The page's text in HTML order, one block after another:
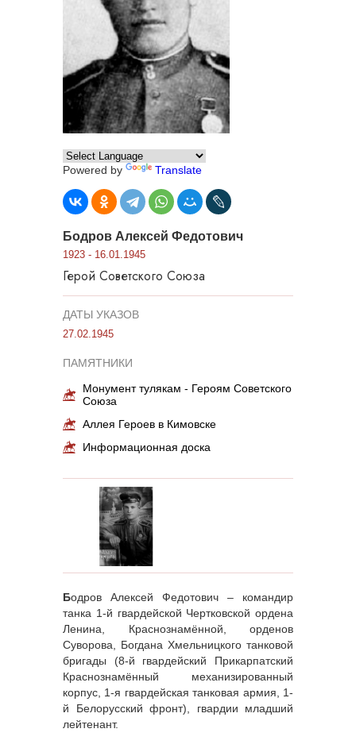
Powered by Translate
Бодров Алексей Федотович
1923 - 16.01.1945
Герой Советского Союза
ДАТЫ УКАЗОВ
27.02.1945
ПАМЯТНИКИ
Монумент тулякам - Героям Советского
Союза
Аллея Героев в Кимовске
Информационная доска
Бодров Алексей Федотович – командир
танка 1-й гвардейской Чертковской ордена
Ленина, Краснознамённой, орденов
Суворова, Богдана Хмельницкого танковой
бригады (8-й гвардейский Прикарпатский
Краснознамённый механизированный
корпус, 1-я гвардейская танковая армия, 1-
й Белорусский фронт), гвардии младший
лейтенант.